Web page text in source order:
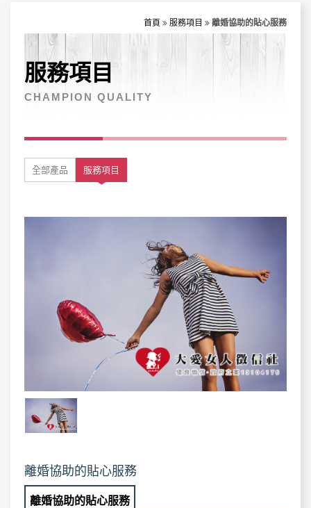
首頁 服務項目 離婚協助​的貼心服務
服務項目
CHAMPION QUALITY
全部產品 服務項目
離婚協助​的貼心服務
離婚協助​的貼心服務